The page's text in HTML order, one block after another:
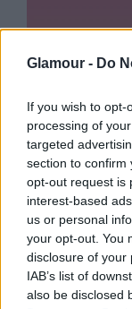
Glamour - Do
If you wish to
processing of
targeted
section to confirm
opt-out request is
interest-based
us or personal
your opt-out. You
disclosure of your
IAB’s list of
also be disclosed
Csapj le
Summer